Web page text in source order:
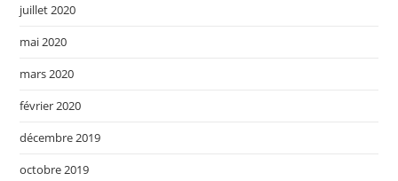
juillet 2020
mai 2020
mars 2020
février 2020
décembre 2019
octobre 2019